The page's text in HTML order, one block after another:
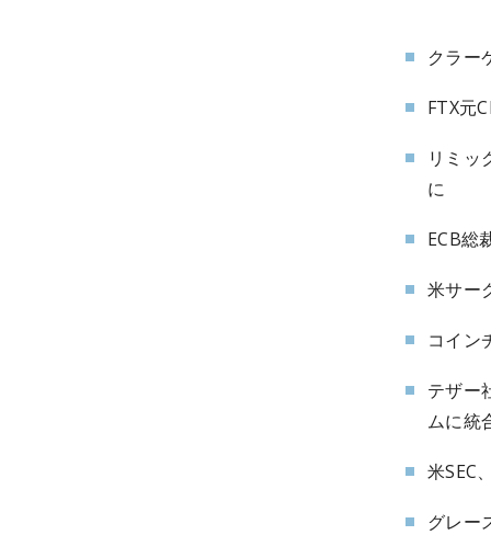
クラー
FTX元
リミッ
に
ECB総
米サー
コイン
テザー
ムに統
米SEC
グレー